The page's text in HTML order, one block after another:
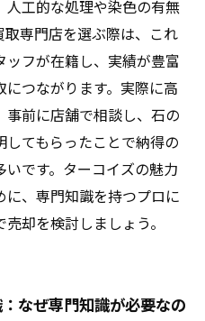
工的な処理や染色の有無
専門店を選ぶ際は、これ
フが在籍し、実績が豊富
つながります。実際に高
前に店舗で相談し、石の
てもらったことで納得の
です。ターコイズの魅力
に、専門知識を持つプロに
却を検討しましょう。
なぜ専門知識が必要なの